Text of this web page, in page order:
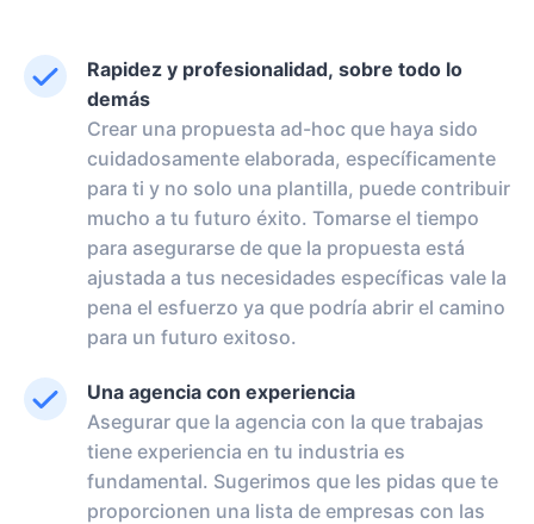
Rapidez y profesionalidad, sobre todo lo
demás
Crear una propuesta ad-hoc que haya sido
cuidadosamente elaborada, específicamente
para ti y no solo una plantilla, puede contribuir
mucho a tu futuro éxito. Tomarse el tiempo
para asegurarse de que la propuesta está
ajustada a tus necesidades específicas vale la
pena el esfuerzo ya que podría abrir el camino
para un futuro exitoso.
Una agencia con experiencia
Asegurar que la agencia con la que trabajas
tiene experiencia en tu industria es
fundamental. Sugerimos que les pidas que te
proporcionen una lista de empresas con las